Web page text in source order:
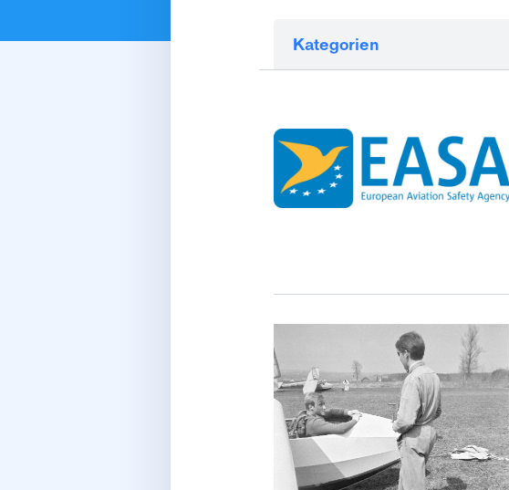
Kategorien